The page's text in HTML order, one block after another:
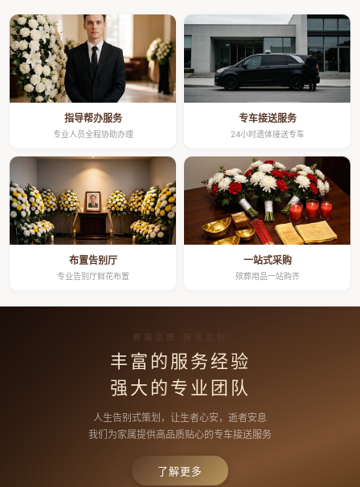
指导帮办服务
专业人员全程协助办理
专车接送服务
24小时遗体接送专车
布置告别厅
专业告别厅鲜花布置
一站式采购
殡葬用品一站购齐
高端品质 按需定制
丰富的服务经验
强大的专业团队
人生告别式策划，让生者心安，逝者安息
我们为家属提供高品质贴心的专车接送服务
了解更多